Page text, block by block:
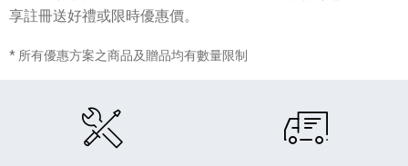
享註冊送好禮或限時優惠價。
* 所有優惠方案之商品及贈品均有數量限制